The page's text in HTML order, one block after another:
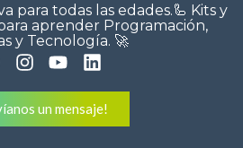
para todas las edades.🦾 Kits y
aprender Programación,
y Tecnología. 🚀
un mensaje!